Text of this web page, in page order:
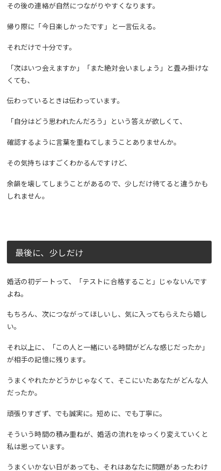
その後の連絡が自然につながりやすくなります。
帰り際に「今日楽しかったです」と一言伝える。
それだけで十分です。
「次はいつ会えますか」「また絶対会いましょう」と畳み掛けな
くても、
伝わっているときは伝わっています。
「自分はどう思われたんだろう」という答えが欲しくて、
確認するように言葉を重ねてしまうことありませんか。
その気持ちはすごくわかるんですけど、
余韻を壊してしまうことがあるので、少しだけ待てると違うかも
しれません。
最後に、少しだけ
婚活の初デートって、「テストに合格すること」じゃないんです
よね。
もちろん、次につながってほしいし、気に入ってもらえたら嬉し
い。
それ以上に、「この人と一緒にいる時間がどんな感じだったか」
が相手の記憶に残ります。
うまくやれたかどうかじゃなくて、そこにいたあなたがどんな人
だったか。
頑張りすぎず、でも誠実に。短めに、でも丁寧に。
そういう時間の積み重ねが、婚活の流れをゆっくり変えていくと
私は思っています。
うまくいかない日があっても、それはあなたに問題があったわけ